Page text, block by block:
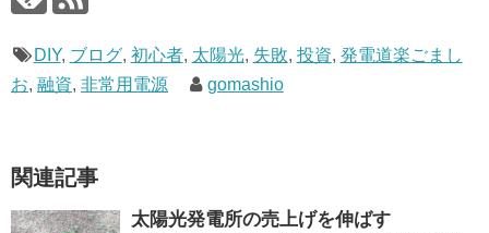
DIY, ブログ, 初心者, 太陽光, 失敗, 投資, 発電道楽ごまし
お, 融資, 非常用電源 gomashio
関連記事
太陽光発電所の売上げを伸ばす